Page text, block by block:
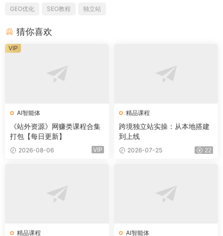
GEO优化 SEO教程 独立站
猜你喜欢
AI智能体
《站外资源》网赚类课程合集
打包【每日更新】
2026-08-06 VIP
VIP
精品课程
跨境独立站实操：从本地搭建
到上线
2026-07-25 22
精品课程 AI智能体